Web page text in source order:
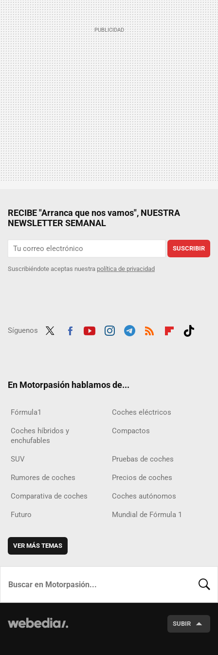
RECIBE "Arranca que nos vamos", NUESTRA
NEWSLETTER SEMANAL
SUSCRIBIR
Suscribiéndote aceptas nuestra política de privacidad
Síguenos
En Motorpasión hablamos de...
Fórmula1 Coches eléctricos
Coches híbridos y
enchufables
Compactos
SUV Pruebas de coches
Rumores de coches Precios de coches
Comparativa de coches Coches autónomos
Futuro Mundial de Fórmula 1
VER MÁS TEMAS
SUBIR